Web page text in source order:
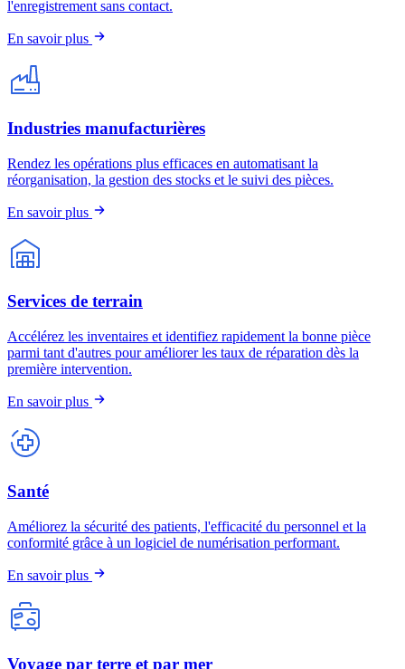
l'enregistrement sans contact.
En savoir plus
Industries manufacturières
Rendez les opérations plus efficaces en automatisant la
réorganisation, la gestion des stocks et le suivi des pièces.
En savoir plus
Services de terrain
Accélérez les inventaires et identifiez rapidement la bonne pièce
parmi tant d'autres pour améliorer les taux de réparation dès la
première intervention.
En savoir plus
Santé
Améliorez la sécurité des patients, l'efficacité du personnel et la
conformité grâce à un logiciel de numérisation performant.
En savoir plus
Voyage par terre et par mer